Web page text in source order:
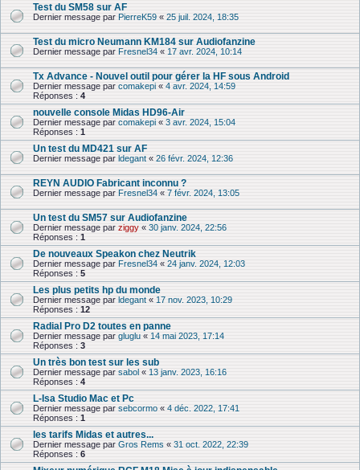
Test du SM58 sur AF
Dernier message par PierreK59 « 25 juil. 2024, 18:35
Test du micro Neumann KM184 sur Audiofanzine
Dernier message par Fresnel34 « 17 avr. 2024, 10:14
Tx Advance - Nouvel outil pour gérer la HF sous Android
Dernier message par comakepi « 4 avr. 2024, 14:59
Réponses : 4
nouvelle console Midas HD96-Air
Dernier message par comakepi « 3 avr. 2024, 15:04
Réponses : 1
Un test du MD421 sur AF
Dernier message par ldegant « 26 févr. 2024, 12:36
REYN AUDIO Fabricant inconnu ?
Dernier message par Fresnel34 « 7 févr. 2024, 13:05
Un test du SM57 sur Audiofanzine
Dernier message par ziggy « 30 janv. 2024, 22:56
Réponses : 1
De nouveaux Speakon chez Neutrik
Dernier message par Fresnel34 « 24 janv. 2024, 12:03
Réponses : 5
Les plus petits hp du monde
Dernier message par ldegant « 17 nov. 2023, 10:29
Réponses : 12
Radial Pro D2 toutes en panne
Dernier message par gluglu « 14 mai 2023, 17:14
Réponses : 3
Un très bon test sur les sub
Dernier message par sabol « 13 janv. 2023, 16:16
Réponses : 4
L-Isa Studio Mac et Pc
Dernier message par sebcormo « 4 déc. 2022, 17:41
Réponses : 1
les tarifs Midas et autres...
Dernier message par Gros Rems « 31 oct. 2022, 22:39
Réponses : 6